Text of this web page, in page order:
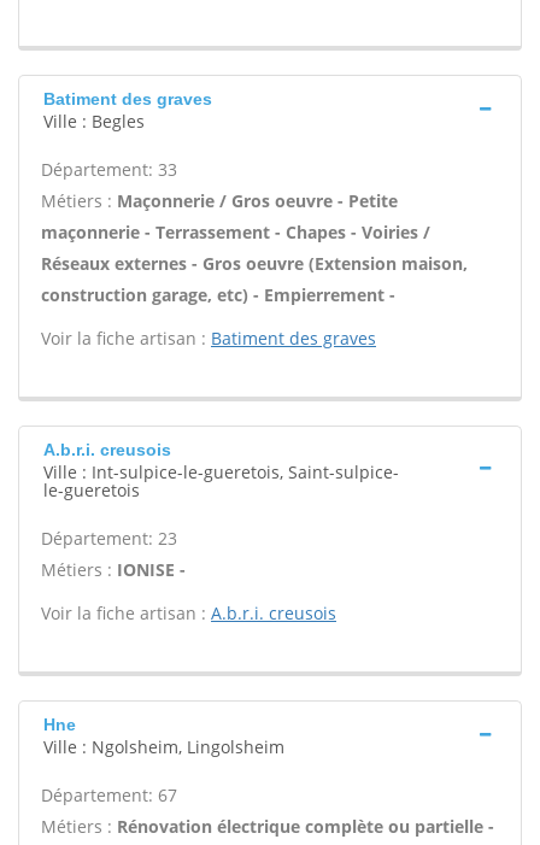
Batiment des graves
Ville : Begles
Département: 33
Métiers : Maçonnerie / Gros oeuvre - Petite
maçonnerie - Terrassement - Chapes - Voiries /
Réseaux externes - Gros oeuvre (Extension maison,
construction garage, etc) - Empierrement -
Voir la fiche artisan : Batiment des graves
A.b.r.i. creusois
Ville : Int-sulpice-le-gueretois, Saint-sulpice-
le-gueretois
Département: 23
Métiers : IONISE -
Voir la fiche artisan : A.b.r.i. creusois
Hne
Ville : Ngolsheim, Lingolsheim
Département: 67
Métiers : Rénovation électrique complète ou partielle -